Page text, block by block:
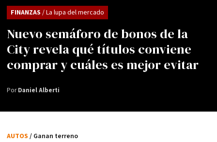
Nuevo semáforo de bonos de la
City revela qué títulos conviene
comprar y cuáles es mejor evitar
FINANZAS / La lupa del mercado
PorDaniel Alberti
AUTOS / Ganan terreno